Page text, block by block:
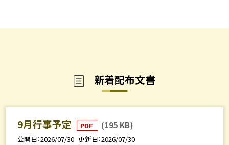
新着配布文書
9月行事予定 PDF (195 KB)
公開日 2026/07/30 更新日 2026/07/30